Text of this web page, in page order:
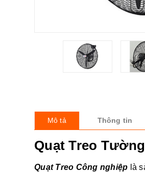
Mô tả Thông tin
Quạt Treo
Quạt Treo Công nghiệp là